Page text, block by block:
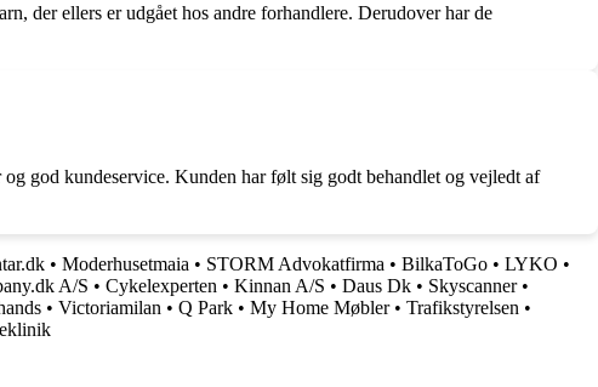
der ellers er udgået hos andre forhandlere. Derudover har de
god kundeservice. Kunden har følt sig godt behandlet og vejledt af
• Moderhusetmaia • STORM Advokatfirma • BilkaToGo • LYKO •
A/S • Cykelexperten • Kinnan A/S • Daus Dk • Skyscanner•
• Victoriamilan • Q Park • My Home Møbler• Trafikstyrelsen •